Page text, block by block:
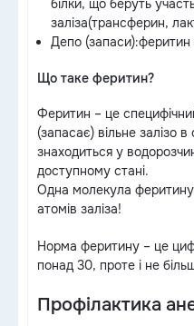
білки, що беруть
заліза(трансферин,
Депо
Що таке феритин?
Феритин – це
(запасає) вільне залізо в
знаходиться у
доступному стані.
Одна молекула
атомів заліза!
Норма феритину – це
понад 30, проте і не
Профілактика